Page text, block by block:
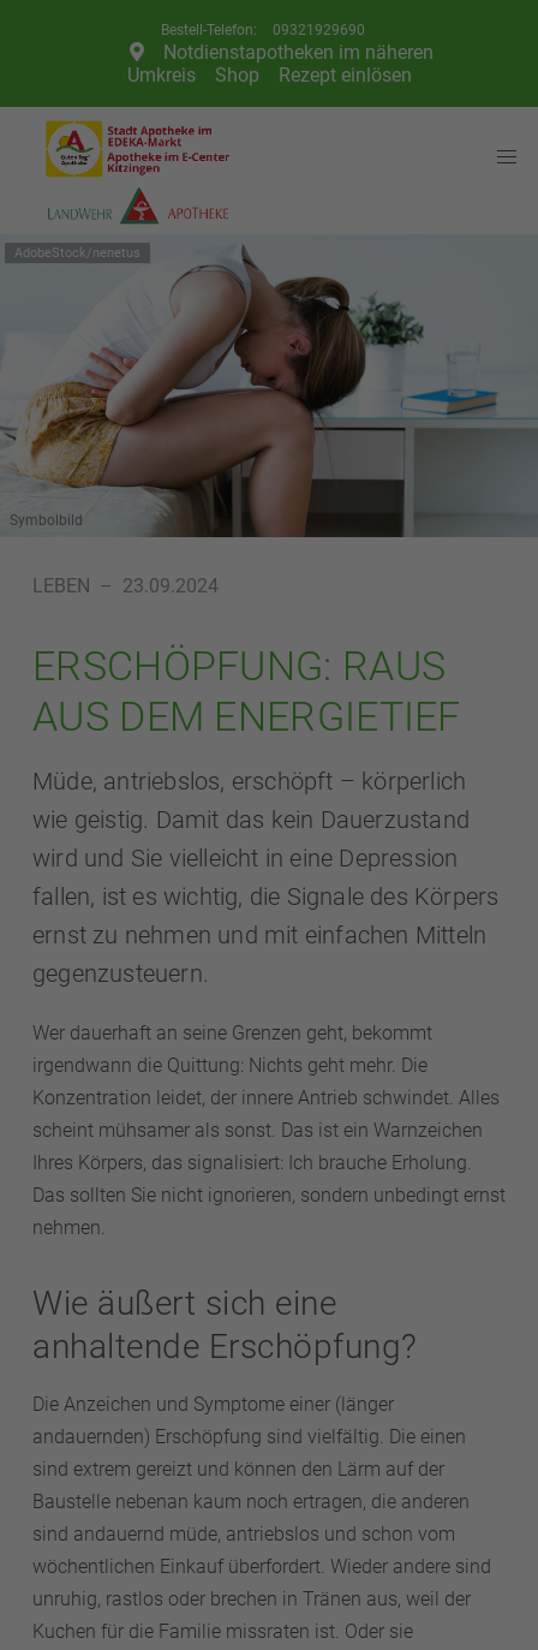
Telefon: 09321929690
Notdienstapotheken im näheren
Umkreis
Shop Rezept einlösen
AdobeStock/nenetus
Symbolbild
LEBEN – 23.09.2024
ERSCHÖPFUNG: RAUS
AUS DEM ENERGIETIEF
Müde, antriebslos, erschöpft – körperlich
wie geistig. Damit das kein Dauerzustand
wird und Sie vielleicht in eine Depression
fallen, ist es wichtig, die Signale des Körpers
ernst zu nehmen und mit einfachen Mitteln
gegenzusteuern.
Wer dauerhaft an seine Grenzen geht, bekommt
irgendwann die Quittung: Nichts geht mehr. Die
Konzentration leidet, der innere Antrieb schwindet. Alles
scheint mühsamer als sonst. Das ist ein Warnzeichen
Ihres Körpers, das signalisiert: Ich brauche Erholung.
Das sollten Sie nicht ignorieren, sondern unbedingt ernst
nehmen.
Wie äußert sich eine
anhaltende Erschöpfung?
Die Anzeichen und Symptome einer (länger
andauernden) Erschöpfung sind vielfältig. Die einen
sind extrem gereizt und können den Lärm auf der
Baustelle nebenan kaum noch ertragen, die anderen
sind andauernd müde, antriebslos und schon vom
wöchentlichen Einkauf überfordert. Wieder andere sind
unruhig, rastlos oder brechen in Tränen aus, weil der
Kuchen für die Familie missraten ist. Oder sie